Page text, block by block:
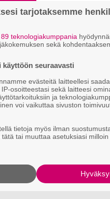
eturivin
antia debyyttilevystä
tarjotaksemme
89 teknologiakumppania
sekä
seuraavasti
evästeitä laitteellesi
osoitteestasi sekä laitteesi
ja
voi vaikuttaa sivuston
tietoja myös ilman
tai muuttaa asetuksiasi